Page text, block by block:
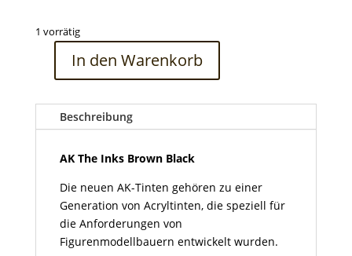
1 vorrätig
Inks
Brown
Menge
In den Warenkorb
Beschreibung
AK The Inks Brown Black
Die neuen AK-Tinten gehören zu einer
Generation von Acryltinten, die speziell für
die Anforderungen von
Figurenmodellbauern entwickelt wurden.